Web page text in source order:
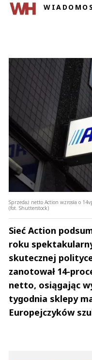
Sprzedaż netto Action wzrosła o
(fot. Shutterstock)
Sieć Action
roku
skutecznej
zanotował 14-
netto, osiągając
tygodnia sklepy
Europejczyków